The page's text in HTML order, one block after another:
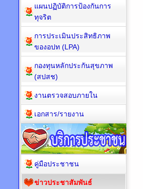
แผนปฏิบัติการป้องกันการ
ทุจริต
การประเมินประสิทธิภาพ
ของอปท (LPA)
กองทุนหลักประกันสุขภาพ
(สปสช)
งานตรวจสอบภายใน
เอกสาร/รายงาน
คู่มือประชาชน
ข่าวประชาสัมพันธ์